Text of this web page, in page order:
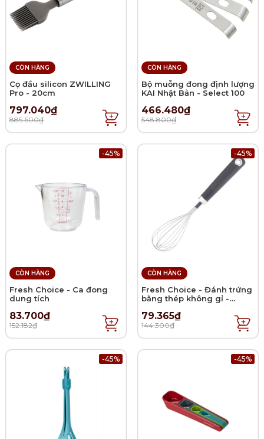
CÒN HÀNG
Cọ đầu silicon ZWILLING
Pro - 20cm
797.040₫
885.600₫
CÒN HÀNG
Bộ muỗng đong định lượng
KAI Nhật Bản - Select 100
466.480₫
548.800₫
-45%
CÒN HÀNG
Fresh Choice - Ca đong
dung tích
83.700₫
152.182₫
-45%
CÒN HÀNG
Fresh Choice - Đánh trứng
bằng thép không gỉ -
79.365₫
144.300₫
-45% -45%